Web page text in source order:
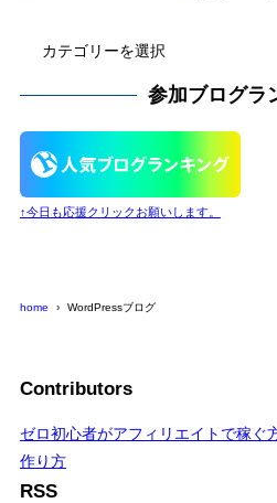
ー
参加ブログラ
↑今日も応援クリックお願いします。
home WordPressブログ
Contributors
ゼロ初心者がアフィリエイトで稼ぐ
作り方
RSS